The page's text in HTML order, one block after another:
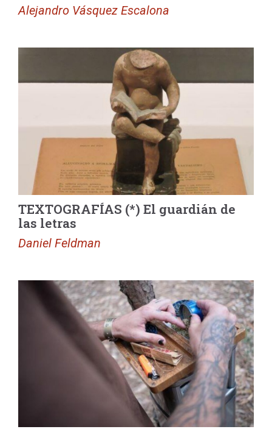
Alejandro Vásquez Escalona
TEXTOGRAFÍAS (*) El guardián de
las letras
Daniel Feldman